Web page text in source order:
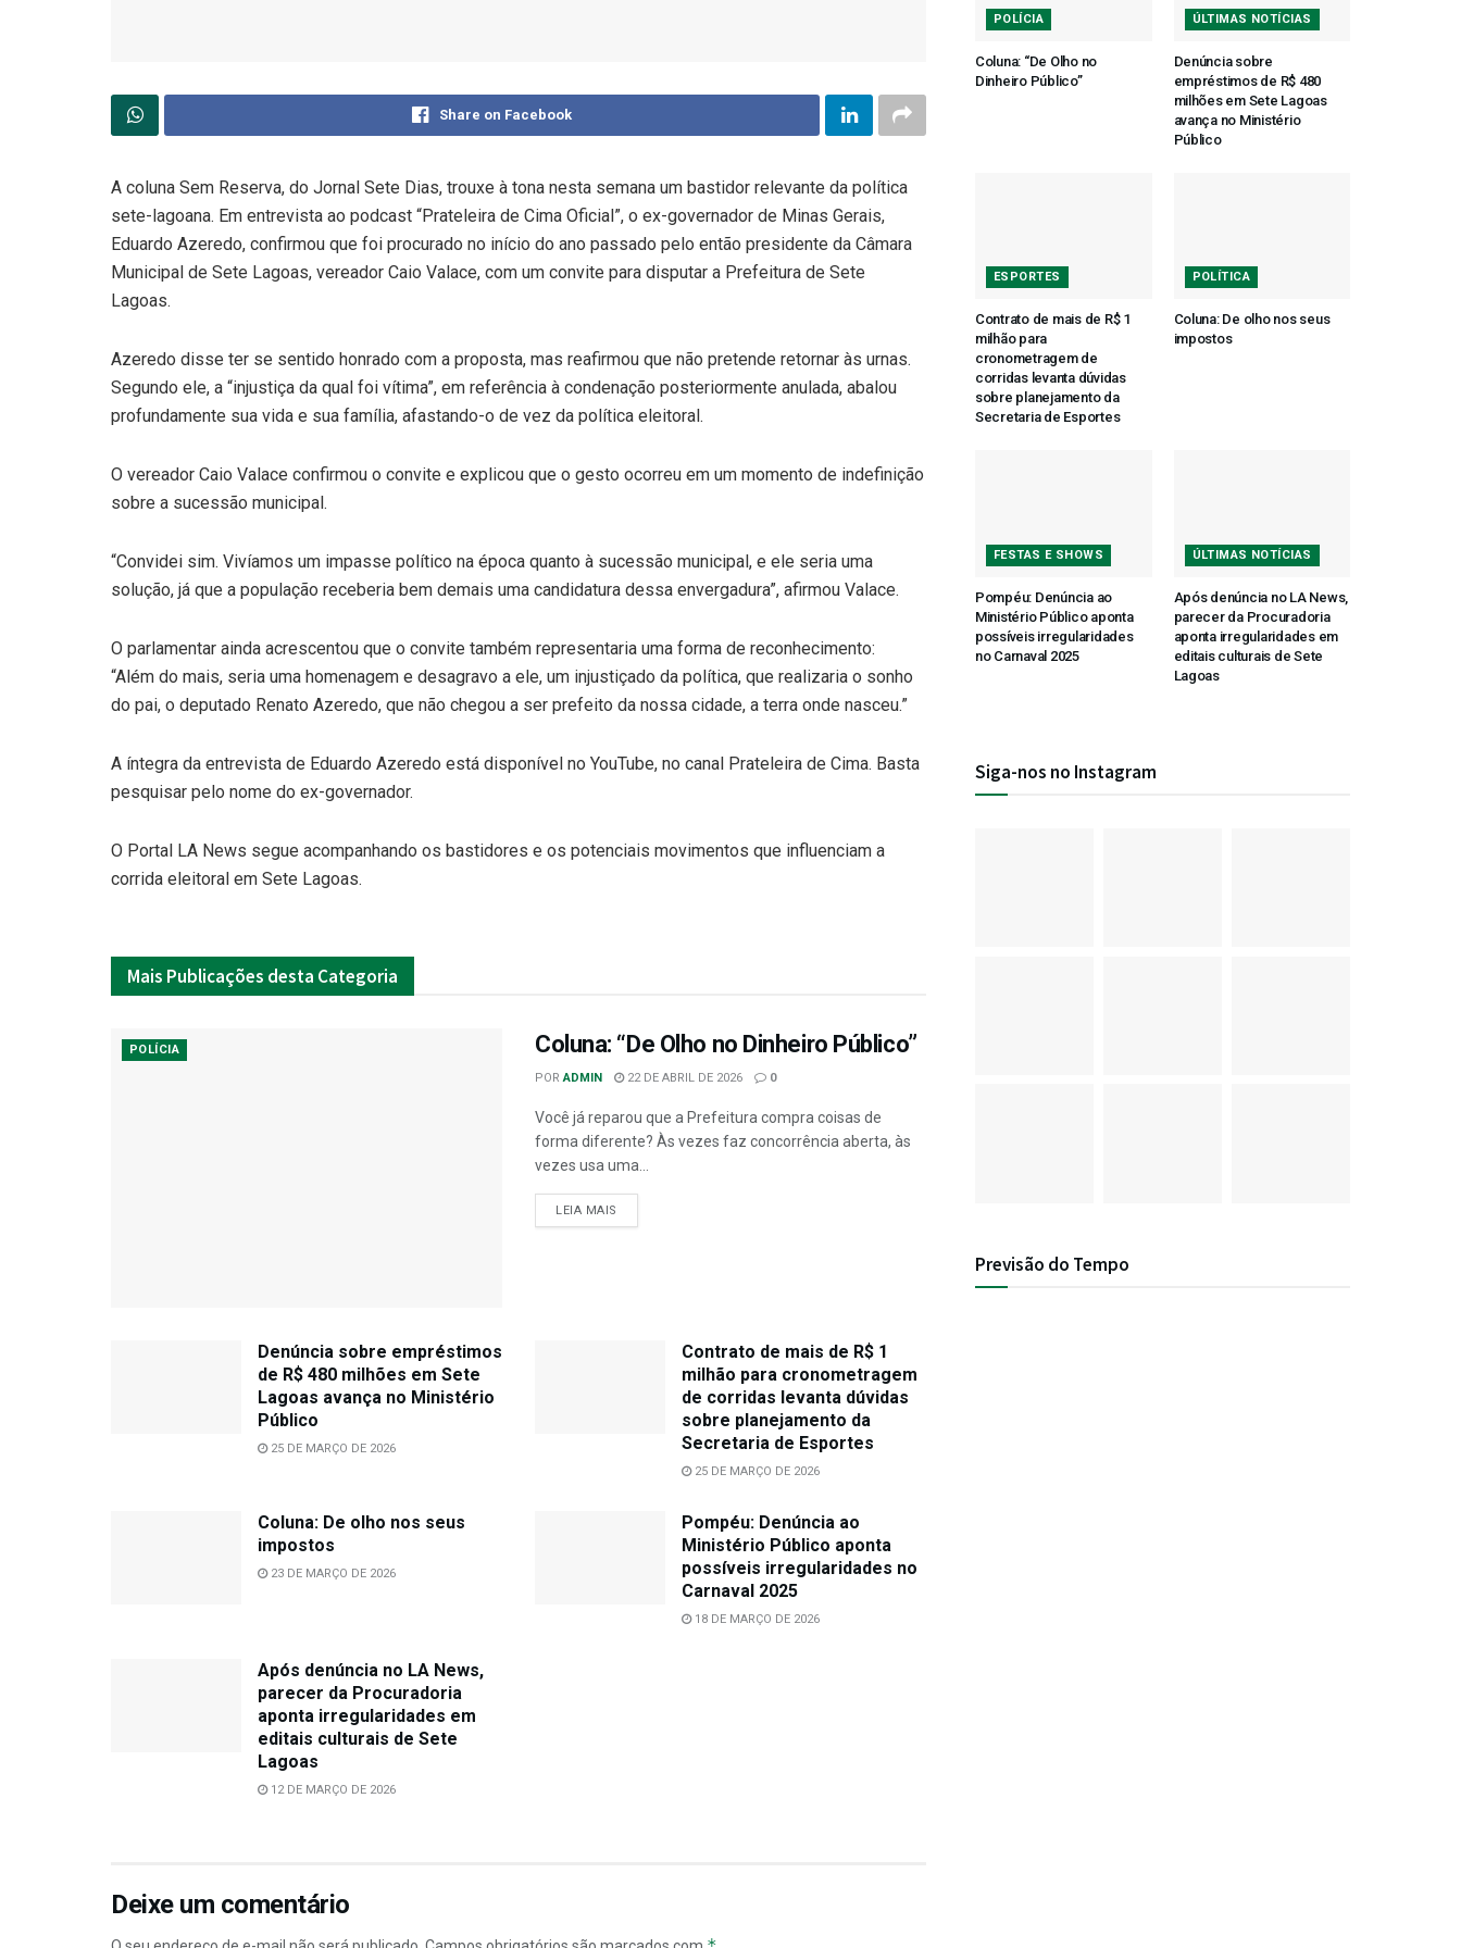
Share on Facebook
A coluna Sem Reserva, do Jornal Sete Dias, trouxe à tona nesta semana um bastidor relevante da política
sete-lagoana. Em entrevista ao podcast “Prateleira de Cima Oficial”, o ex-governador de Minas Gerais,
Eduardo Azeredo, confirmou que foi procurado no início do ano passado pelo então presidente da Câmara
Municipal de Sete Lagoas, vereador Caio Valace, com um convite para disputar a Prefeitura de Sete
Lagoas.
Azeredo disse ter se sentido honrado com a proposta, mas reafirmou que não pretende retornar às urnas.
Segundo ele, a “injustiça da qual foi vítima”, em referência à condenação posteriormente anulada, abalou
profundamente sua vida e sua família, afastando-o de vez da política eleitoral.
O vereador Caio Valace confirmou o convite e explicou que o gesto ocorreu em um momento de indefinição
sobre a sucessão municipal.
“Convidei sim. Vivíamos um impasse político na época quanto à sucessão municipal, e ele seria uma
solução, já que a população receberia bem demais uma candidatura dessa envergadura”, afirmou Valace.
O parlamentar ainda acrescentou que o convite também representaria uma forma de reconhecimento:
“Além do mais, seria uma homenagem e desagravo a ele, um injustiçado da política, que realizaria o sonho
do pai, o deputado Renato Azeredo, que não chegou a ser prefeito da nossa cidade, a terra onde nasceu.”
A íntegra da entrevista de Eduardo Azeredo está disponível no YouTube, no canal Prateleira de Cima. Basta
pesquisar pelo nome do ex-governador.
O Portal LA News segue acompanhando os bastidores e os potenciais movimentos que influenciam a
corrida eleitoral em Sete Lagoas.
Mais Publicações desta Categoria
POLÍCIA Coluna: “De Olho no Dinheiro Público”
POR ADMIN 22 DE ABRIL DE 2026 0
Você já reparou que a Prefeitura compra coisas de
forma diferente? Às vezes faz concorrência aberta, às
vezes usa uma...
LEIA MAIS
Denúncia sobre empréstimos
de R$ 480 milhões em Sete
Lagoas avança no Ministério
Público
25 DE MARÇO DE 2026
Contrato de mais de R$ 1
milhão para cronometragem
de corridas levanta dúvidas
sobre planejamento da
Secretaria de Esportes
25 DE MARÇO DE 2026
Coluna: De olho nos seus
impostos
23 DE MARÇO DE 2026
Pompéu: Denúncia ao
Ministério Público aponta
possíveis irregularidades no
Carnaval 2025
18 DE MARÇO DE 2026
Após denúncia no LA News,
parecer da Procuradoria
aponta irregularidades em
editais culturais de Sete
Lagoas
12 DE MARÇO DE 2026
Deixe um comentário
POLÍCIA
Coluna: “De Olho no
Dinheiro Público”
ÚLTIMAS NOTÍCIAS
Denúncia sobre
empréstimos de R$ 480
milhões em Sete Lagoas
avança no Ministério
Público
ESPORTES
Contrato de mais de R$ 1
milhão para
cronometragem de
corridas levanta dúvidas
sobre planejamento da
Secretaria de Esportes
POLÍTICA
Coluna: De olho nos seus
impostos
FESTAS E SHOWS
Pompéu: Denúncia ao
Ministério Público aponta
possíveis irregularidades
no Carnaval 2025
ÚLTIMAS NOTÍCIAS
Após denúncia no LA News,
parecer da Procuradoria
aponta irregularidades em
editais culturais de Sete
Lagoas
Siga-nos no Instagram
Previsão do Tempo